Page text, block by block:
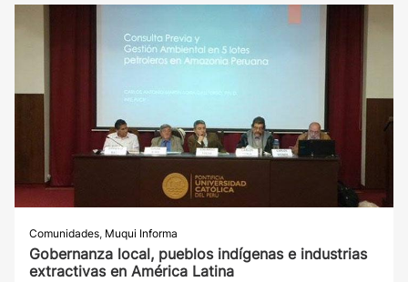
Comunidades, Muqui Informa
Gobernanza local, pueblos indígenas e industrias
extractivas en América Latina